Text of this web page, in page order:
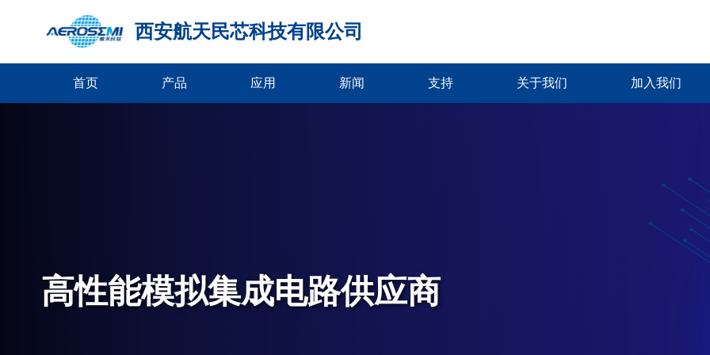
西安航天民芯科技有限公司
首页 产品 应用 新闻 支持 关于我们 加入我们
高性能模拟集成电路供应商